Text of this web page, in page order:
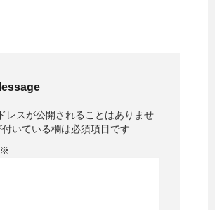
レスが公開されることはありませ
付いている欄は必須項目です
※